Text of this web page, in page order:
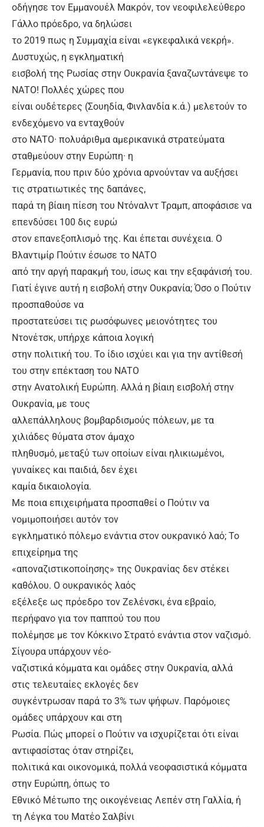
οδήγησε τον Εμμανουέλ Μακρόν, τον νεοφιλελεύθερο
Γάλλο πρόεδρο, να δηλώσει
το 2019 πως η Συμμαχία είναι «εγκεφαλικά νεκρή».
Δυστυχώς, η εγκληματική
εισβολή της Ρωσίας στην Ουκρανία ξαναζωντάνεψε το
ΝΑΤΟ! Πολλές χώρες που
είναι ουδέτερες (Σουηδία, Φινλανδία κ.ά.) μελετούν το
ενδεχόμενο να ενταχθούν
στο ΝΑΤΟ· πολυάριθμα αμερικανικά στρατεύματα
σταθμεύουν στην Ευρώπη· η
Γερμανία, που πριν δύο χρόνια αρνούνταν να αυξήσει
τις στρατιωτικές της δαπάνες,
παρά τη βίαιη πίεση του Ντόναλντ Τραμπ, αποφάσισε να
επενδύσει 100 δις ευρώ
στον επανεξοπλισμό της. Και έπεται συνέχεια. Ο
Βλαντιμίρ Πούτιν έσωσε το ΝΑΤΟ
από την αργή παρακμή του, ίσως και την εξαφάνισή του.
Γιατί έγινε αυτή η εισβολή στην Ουκρανία; Όσο ο Πούτιν
προσπαθούσε να
προστατεύσει τις ρωσόφωνες μειονότητες του
Ντονέτσκ, υπήρχε κάποια λογική
στην πολιτική του. Το ίδιο ισχύει και για την αντίθεσή
του στην επέκταση του ΝΑΤΟ
στην Ανατολική Ευρώπη. Αλλά η βίαιη εισβολή στην
Ουκρανία, με τους
αλλεπάλληλους βομβαρδισμούς πόλεων, με τα
χιλιάδες θύματα στον άμαχο
πληθυσμό, μεταξύ των οποίων είναι ηλικιωμένοι,
γυναίκες και παιδιά, δεν έχει
καμία δικαιολογία.
Με ποια επιχειρήματα προσπαθεί ο Πούτιν να
νομιμοποιήσει αυτόν τον
εγκληματικό πόλεμο ενάντια στον ουκρανικό λαό; Το
επιχείρημα της
«αποναζιστικοποίησης» της Ουκρανίας δεν στέκει
καθόλου. Ο ουκρανικός λαός
εξέλεξε ως πρόεδρο τον Ζελένσκι, ένα εβραίο,
περήφανο για τον παππού του που
πολέμησε με τον Κόκκινο Στρατό ενάντια στον ναζισμό.
Σίγουρα υπάρχουν νέο-
ναζιστικά κόμματα και ομάδες στην Ουκρανία, αλλά
στις τελευταίες εκλογές δεν
συγκέντρωσαν παρά το 3% των ψήφων. Παρόμοιες
ομάδες υπάρχουν και στη
Ρωσία. Πώς μπορεί ο Πούτιν να ισχυρίζεται ότι είναι
αντιφασίστας όταν στηρίζει,
πολιτικά και οικονομικά, πολλά νεοφασιστικά κόμματα
στην Ευρώπη, όπως το
Εθνικό Μέτωπο της οικογένειας Λεπέν στη Γαλλία, ή
τη Λέγκα του Ματέο Σαλβίνι